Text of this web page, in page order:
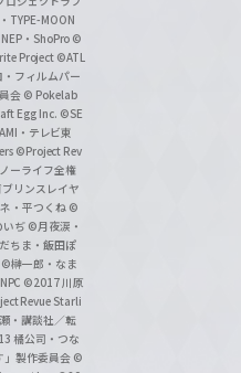
TYPE-MOON
・ShoPro ©
Project ©ATL
フィルムパー
会 © Pokelab
Egg Inc. ©SE
・テレビ東
©Project Rev
ーライフ全権
リンスレイヤ
・平つくね ©
いぢ ©月夜涙・
ちま・飯田ぽ
©榊一郎・なま
©2017 川原
Revue Starli
・講談社／転
橘公司・つな
」製作委員会 ©